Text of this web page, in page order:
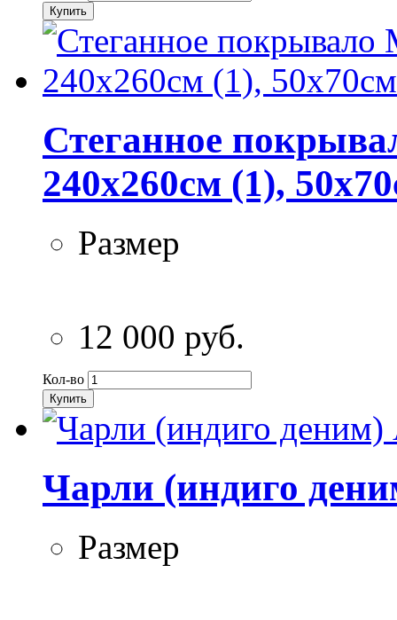
Купить
Стеганное
240х260см (1),
Размер
12 000 руб.
Кол-во
Купить
Чарли (индиго
Размер